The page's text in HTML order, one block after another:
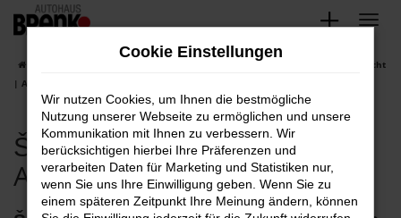
Zum
springen
Škoda Karoq
Škoda Karoq gebraucht
| Angebote für Karlsruhe
Škoda Karoq gebraucht |
Angebote für Karlsruhe
Cookie Einstellungen
Wir nutzen Cookies, um Ihnen die bestmögliche
Nutzung unserer Webseite zu ermöglichen und unsere
Kommunikation mit Ihnen zu verbessern. Wir
berücksichtigen hierbei Ihre Präferenzen und
verarbeiten Daten für Marketing und Statistiken nur,
wenn Sie uns Ihre Einwilligung geben. Wenn Sie zu
einem späteren Zeitpunkt Ihre Meinung ändern, können